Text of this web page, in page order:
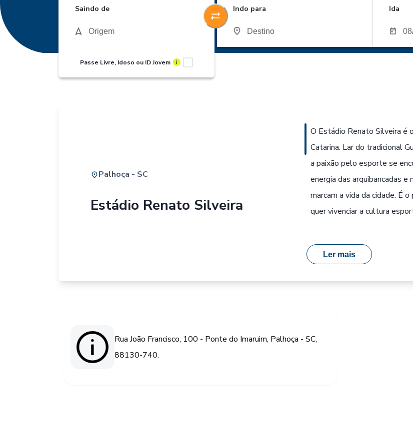
Saindo de
Passe Livre, Idoso ou ID Jovem i
Indo para Ida
Palhoça - SC
Estádio Renato Silveira
O Estádio Renato Silveira é
Catarina. Lar do tradicional
a paixão pelo esporte se
energia das arquibancadas
marcam a vida da cidade. É
quer vivenciar a cultura
Ler mais
Rua João Francisco, 100 - Ponte do Imaruim, Palhoça - SC,
88130-740.